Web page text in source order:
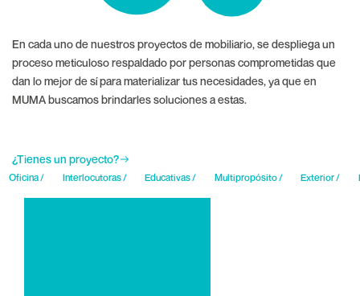
En cada uno de nuestros proyectos de mobiliario, se despliega un
proceso meticuloso respaldado por personas comprometidas que
dan lo mejor de sí para materializar tus necesidades, ya que en
MUMA buscamos brindarles soluciones a estas.
¿Tienes un proyecto?
Oficina / Interlocutoras / Educativas / Multipropósito / Exterior /